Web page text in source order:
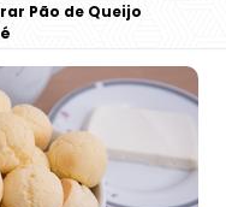
Pão de Queijo